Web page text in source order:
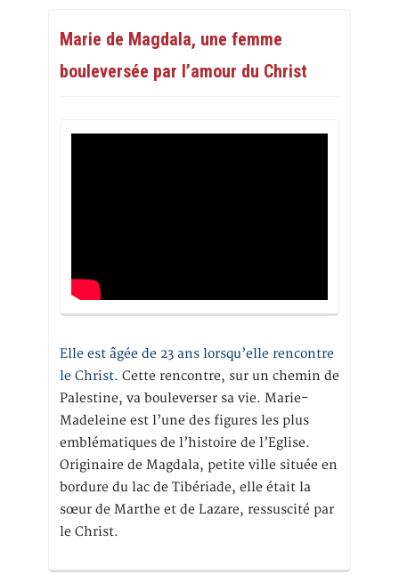
Marie de Magdala, une femme
bouleversée par l’amour du Christ
Elle est âgée de 23 ans lorsqu’elle rencontre
le Christ. Cette rencontre, sur un chemin de
Palestine, va bouleverser sa vie. Marie-
Madeleine est l’une des figures les plus
emblématiques de l’histoire de l’Eglise.
Originaire de Magdala, petite ville située en
bordure du lac de Tibériade, elle était la
sœur de Marthe et de Lazare, ressuscité par
le Christ.